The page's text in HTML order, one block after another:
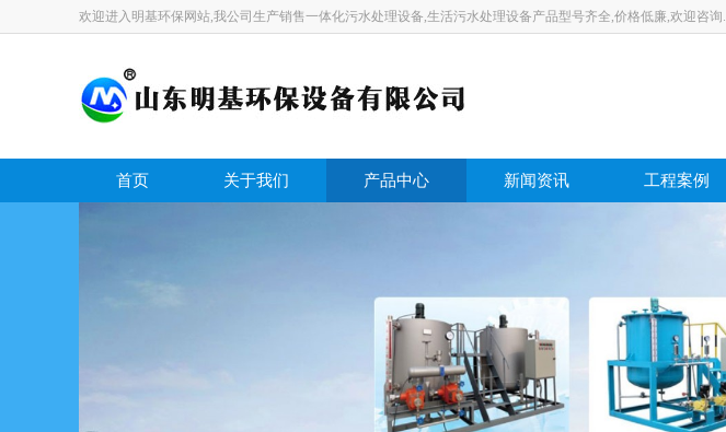
欢迎进入明基环保网站,我公司生产销售一体化污水处理设备,生活污水处理设备产品型号齐全,价格低廉,欢迎咨询.
首页 关于我们 产品中心 新闻资讯 工程案例